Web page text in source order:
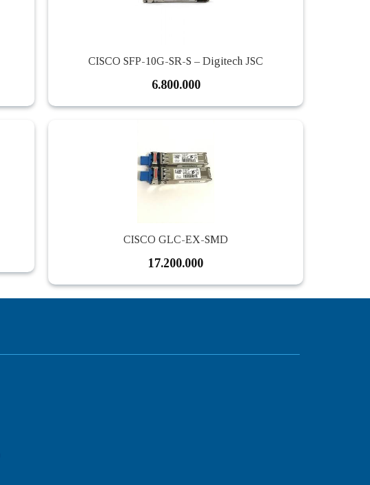
CISCO SFP-10G-SR-S – Digitech JSC
6.800.000
CISCO GLC-EX-SMD
17.200.000